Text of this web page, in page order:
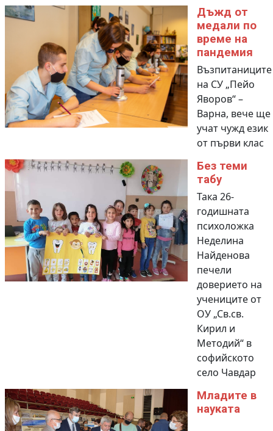
Дъжд от
медали по
време на
пандемия
Възпитаниците
на СУ „Пейо
Яворов“ –
Варна, вече ще
учат чужд език
от първи клас
Без теми
табу
Така 26-
годишната
психоложка
Неделина
Найденова
печели
доверието на
учениците от
ОУ „Св.св.
Кирил и
Методий“ в
софийското
село Чавдар
Младите в
науката